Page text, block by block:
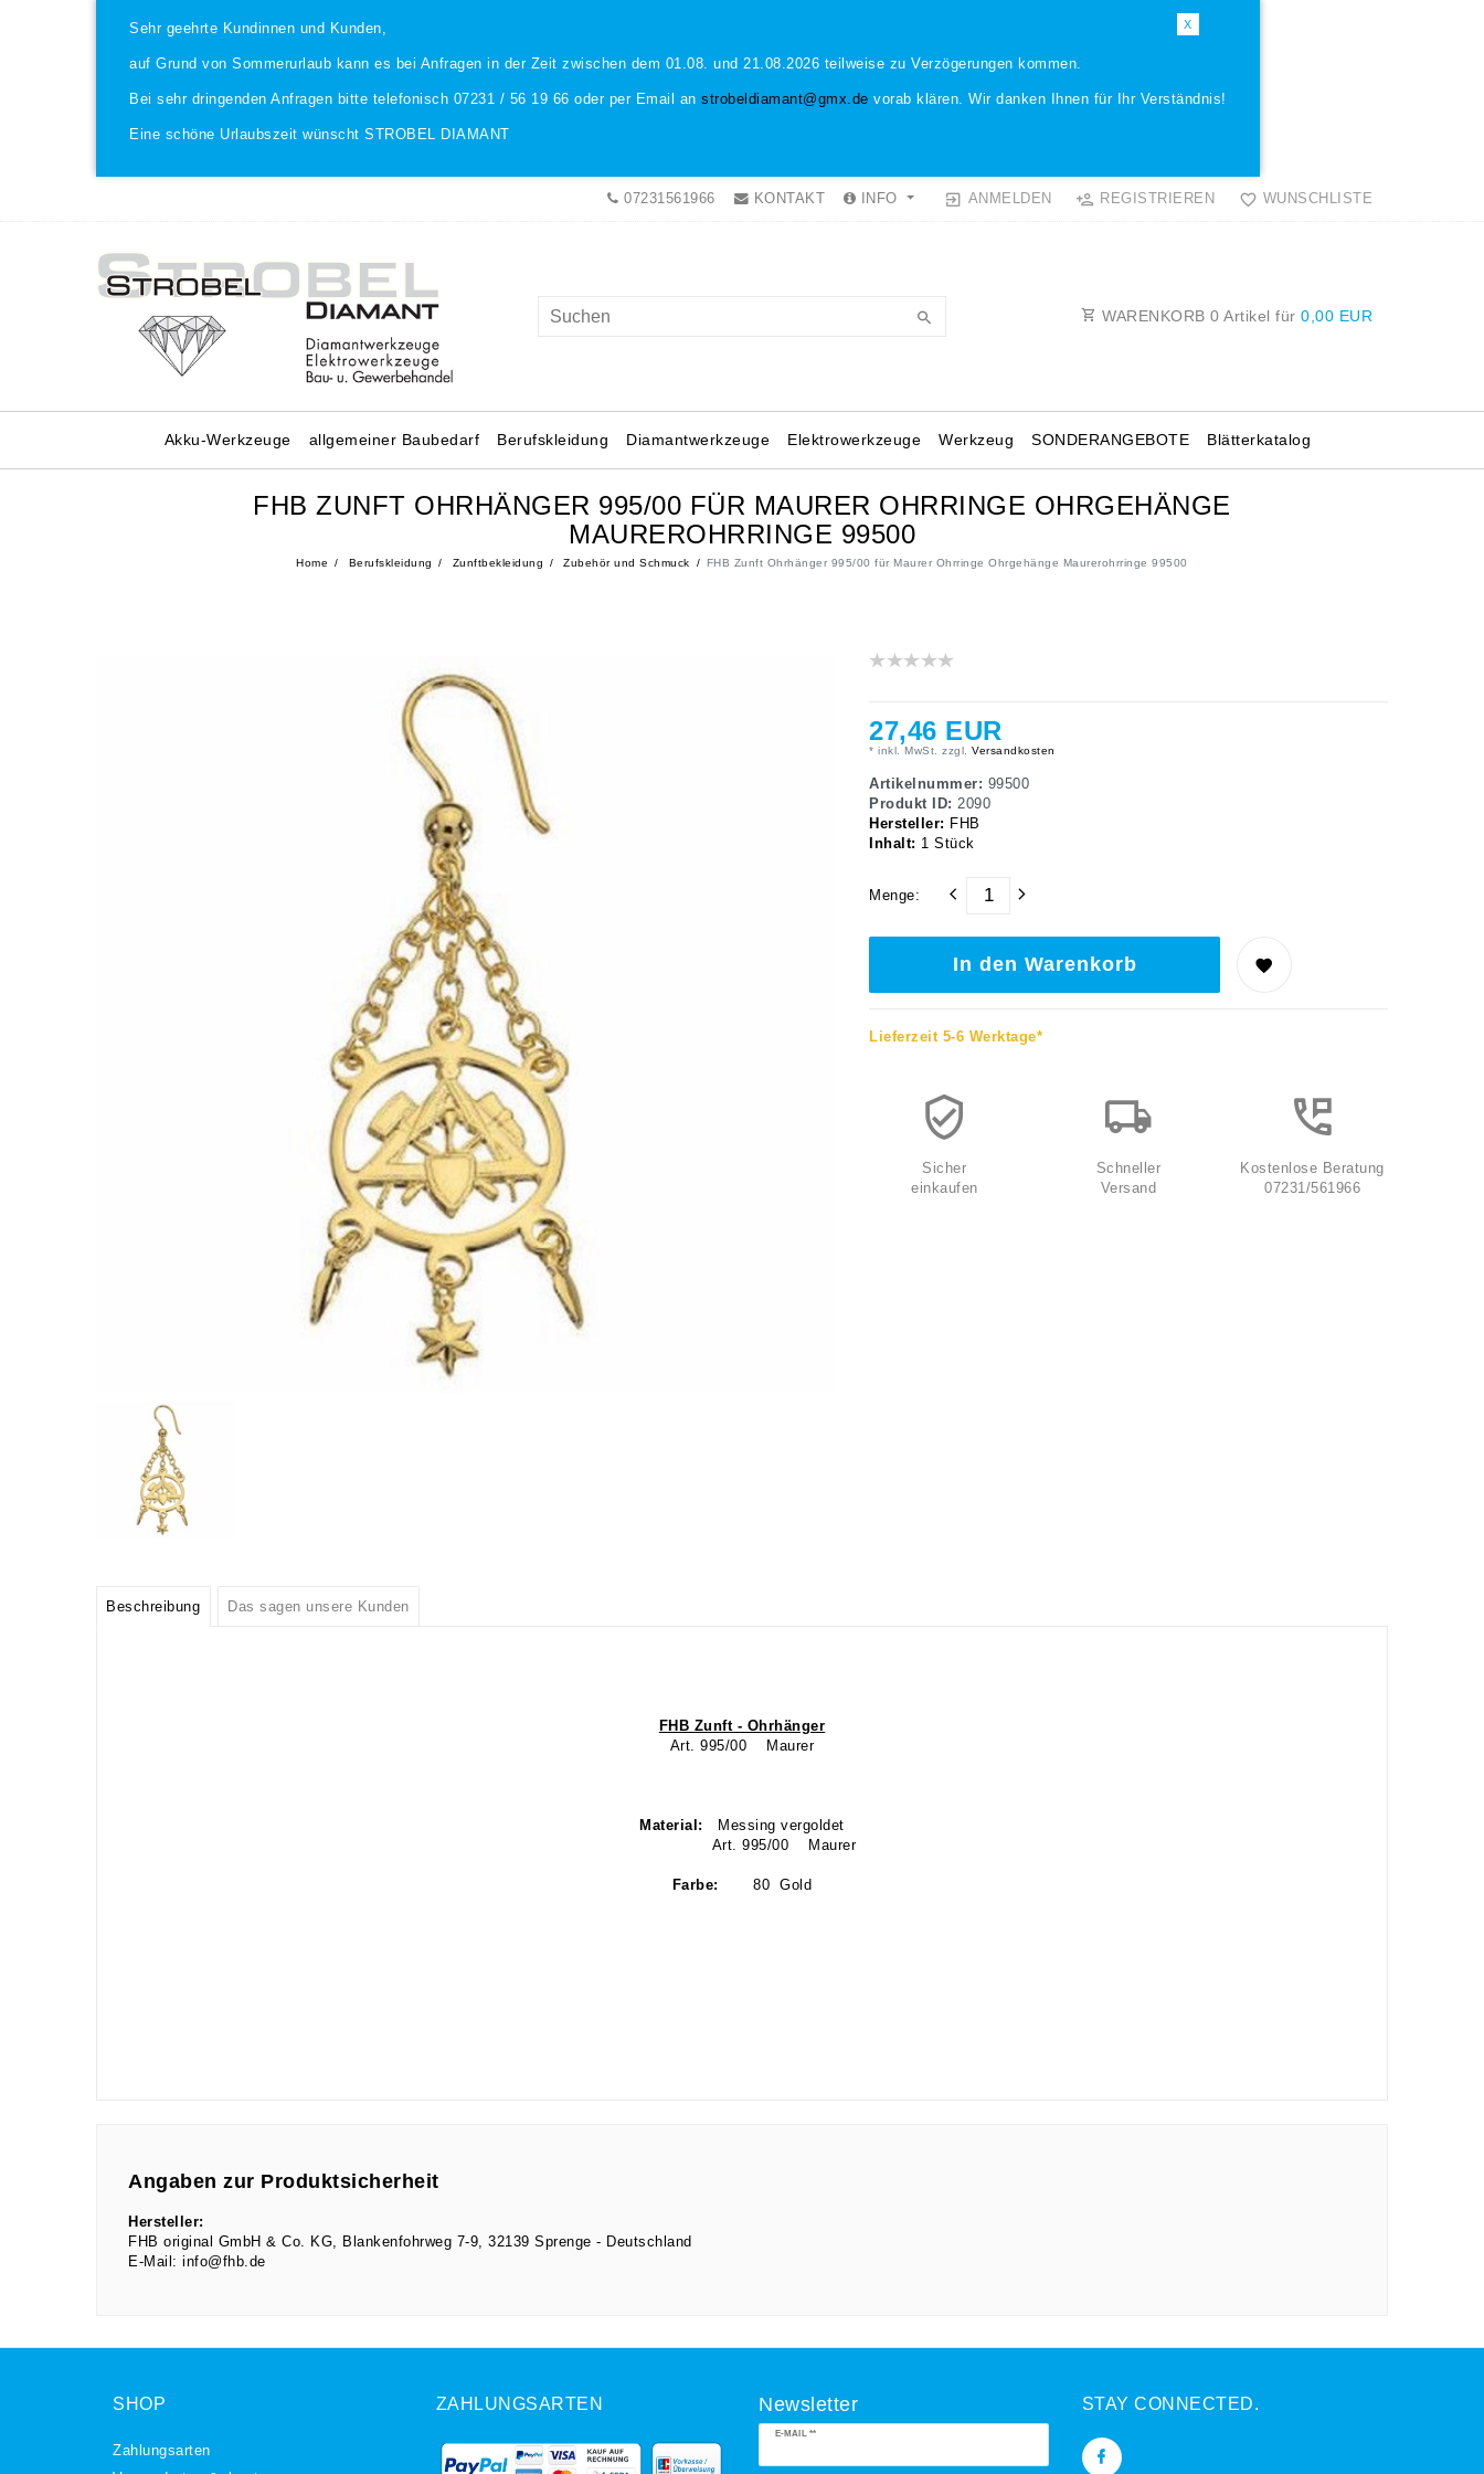
X
Sehr geehrte Kundinnen und Kunden,
auf Grund von Sommerurlaub kann es bei Anfragen in der Zeit zwischen dem 01.08. und 21.08.2026 teilweise zu Verzögerungen kommen.
Bei sehr dringenden Anfragen bitte telefonisch 07231 / 56 19 66 oder per Email an strobeldiamant@gmx.de vorab klären. Wir danken Ihnen für Ihr Verständnis!
Eine schöne Urlaubszeit wünscht STROBEL DIAMANT
07231561966 KONTAKT INFO ANMELDEN REGISTRIEREN WUNSCHLISTE
WARENKORB 0 Artikel für 0,00 EUR
Akku-Werkzeuge allgemeiner Baubedarf Berufskleidung Diamantwerkzeuge Elektrowerkzeuge Werkzeug Blätterkatalog
SONDERANGEBOTE
FHB ZUNFT OHRHÄNGER 995/00 FÜR MAURER OHRRINGE OHRGEHÄNGE
MAUREROHRRINGE 99500
Home Berufskleidung Zunftbekleidung Zubehör und Schmuck FHB Zunft Ohrhänger 995/00 für Maurer Ohrringe Ohrgehänge Maurerohrringe 99500
27,46 EUR
* inkl. MwSt. zzgl. Versandkosten
Artikelnummer: 99500
Produkt ID: 2090
Hersteller: FHB
Inhalt: 1 Stück
Menge:
In den Warenkorb
Lieferzeit 5-6 Werktage*
Sicher
einkaufen
Schneller
Versand
Kostenlose Beratung
07231/561966
Beschreibung Das sagen unsere Kunden
FHB Zunft - Ohrhänger
Art. 995/00 Maurer
Material:
Messing vergoldet
Art. 995/00 Maurer
Farbe: 80 Gold
Angaben zur Produktsicherheit
Hersteller:
FHB original GmbH & Co. KG
Blankenfohrweg 7-9 32139 Sprenge
Deutschland
E-Mail: info@fhb.de
SHOP
Zahlungsarten
ZAHLUNGSARTEN Newsletter
E-MAIL **
Newsletter
Honig
STAY CONNECTED.